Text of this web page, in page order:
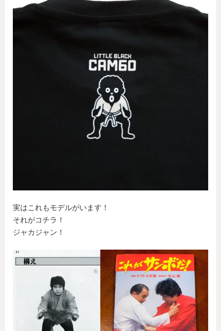
実はこれもモデルがいます！
それがコチラ！
ジャカジャン！